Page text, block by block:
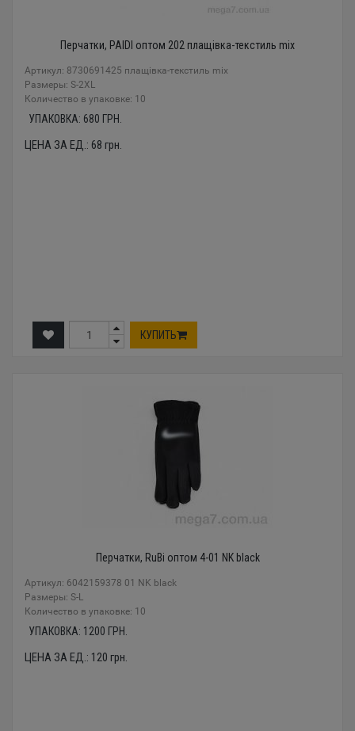
Перчатки, PAIDI оптом 202 плащівка-текстиль mix
Артикул: 8730691425 плащівка-текстиль mix
Размеры: S-2XL
Количество в упаковке: 10
УПАКОВКА: 680 ГРН.
ЦЕНА ЗА ЕД.: 68 грн.
КУПИТЬ
Перчатки, RuBi оптом 4-01 NK black
Артикул: 6042159378 01 NK black
Размеры: S-L
Количество в упаковке: 10
УПАКОВКА: 1200 ГРН.
ЦЕНА ЗА ЕД.: 120 грн.